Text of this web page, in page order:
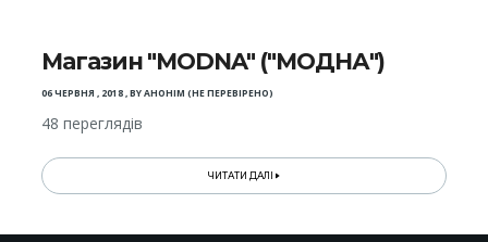
Магазин "MODNA" ("МОДНА")
06 ЧЕРВНЯ , 2018,BYАНОНІМ (НЕ ПЕРЕВІРЕНО)
48 переглядів
ЧИТАТИ ДАЛІ